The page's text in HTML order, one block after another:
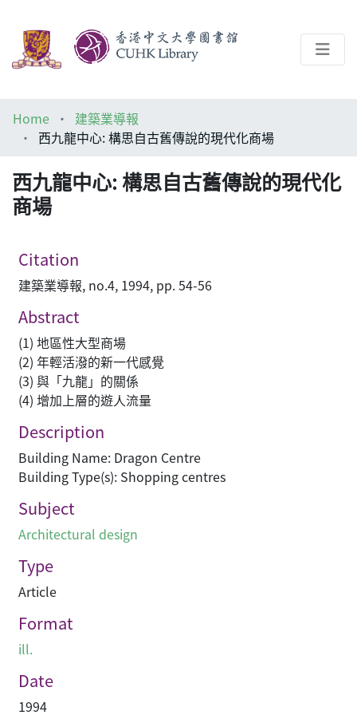
Help
Home
建築業導報
西九龍中心: 構思自古舊傳說的現代化商場
西九龍中心: 構思自古舊傳說的現代化
商場
Citation
建築業導報, no.4, 1994, pp. 54-56
Abstract
(1) 地區性大型商場
(2) 年輕活潑的新一代感覺
(3) 與「九龍」的關係
(4) 增加上層的遊人流量
Description
Building Name: Dragon Centre
Building Type(s): Shopping centres
Subject
Architectural design
Type
Article
Format
ill.
Date
1994